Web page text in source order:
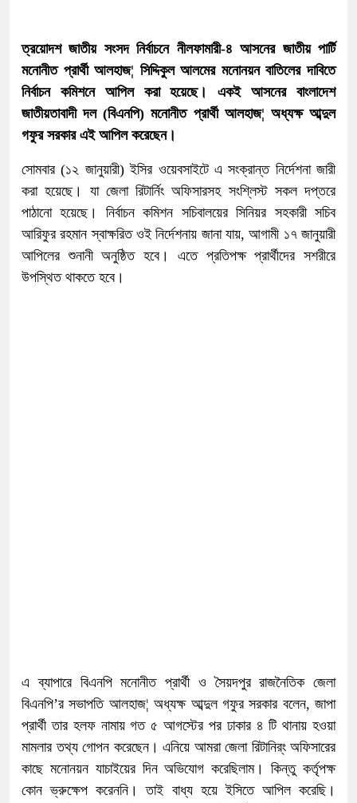
ত্রয়োদশ জাতীয় সংসদ নির্বাচনে নীলফামারী-৪ আসনের জাতীয় পার্টি
মনোনীত প্রার্থী আলহাজ¦ সিদ্দিকুল আলমের মনোনয়ন বাতিলের দাবিতে
নির্বাচন কমিশনে আপিল করা হয়েছে। একই আসনের বাংলাদেশ
জাতীয়তাবাদী দল (বিএনপি) মনোনীত প্রার্থী আলহাজ¦ অধ্যক্ষ আব্দুল
গফুর সরকার এই আপিল করেছেন।
সোমবার (১২ জানুয়ারী) ইসির ওয়েবসাইটে এ সংক্রান্ত নির্দেশনা জারী
করা হয়েছে। যা জেলা রিটার্নিং অফিসারসহ সংশ্লিস্ট সকল দপ্তরে
পাঠানো হয়েছে। নির্বাচন কমিশন সচিবালয়ের সিনিয়র সহকারী সচিব
আরিফুর রহমান স্বাক্ষরিত ওই নির্দেশনায় জানা যায়, আগামী ১৭ জানুয়ারী
আপিলের শুনানী অনুষ্ঠিত হবে। এতে প্রতিপক্ষ প্রার্থীদের সশরীরে
উপস্থিত থাকতে হবে।
এ ব্যাপারে বিএনপি মনোনীত প্রার্থী ও সৈয়দপুর রাজনৈতিক জেলা
বিএনপি’র সভাপতি আলহাজ¦ অধ্যক্ষ আব্দুল গফুর সরকার বলেন, জাপা
প্রার্থী তার হলফ নামায় গত ৫ আগস্টের পর ঢাকার ৪ টি থানায় হওয়া
মামলার তথ্য গোপন করেছেন। এনিয়ে আমরা জেলা রিটানির্ং অফিসারের
কাছে মনোনয়ন যাচাইয়ের দিন অভিযোগ করেছিলাম। কিন্তু কর্তৃপক্ষ
কোন ভ্রুক্ষেপ করেননি। তাই বাধ্য হয়ে ইসিতে আপিল করেছি।